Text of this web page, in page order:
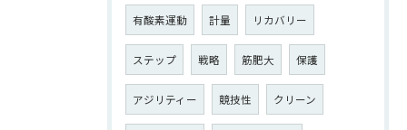
有酸素運動 計量 リカバリー
ステップ 戦略 筋肥大 保護
アジリティー 競技性 クリーン